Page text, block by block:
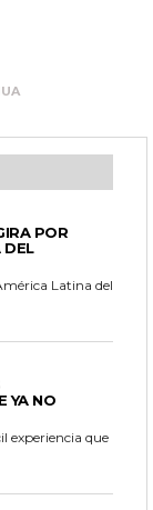
POR
DEL
Latina del
YA NO
experiencia que